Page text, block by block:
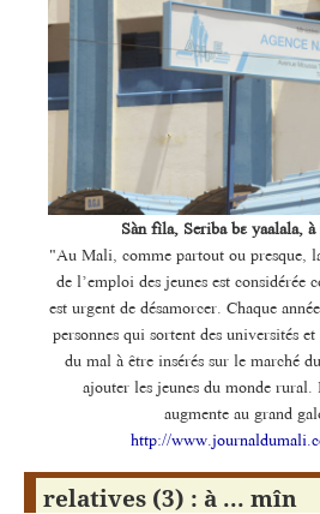
Sàn fìla, Seriba bɛ yaalala, à
"Au Mali, comme partout ou presque,
de l’emploi des jeunes est considérée
est urgent de désamorcer. Chaque
personnes qui sortent des universités
du mal à être insérés sur le marché
ajouter les jeunes du monde
augmente au grand
http://
relatives (3) : à ... mîn